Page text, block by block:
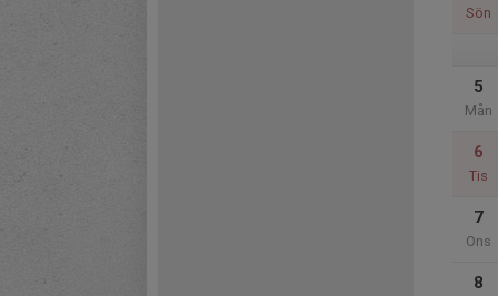
Sön
5
Mån
6
Tis
7
Ons
8